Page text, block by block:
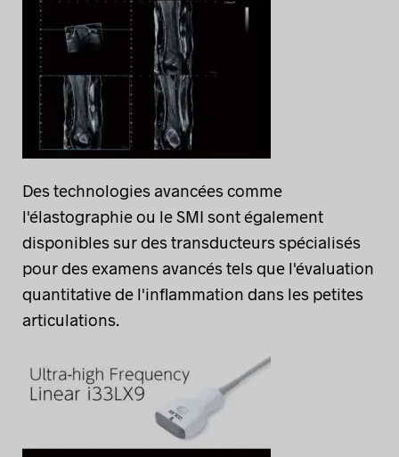
Des technologies avancées comme
l'élastographie ou le SMI sont également
disponibles sur des transducteurs spécialisés
pour des examens avancés tels que l'évaluation
quantitative de l'inflammation dans les petites
articulations.